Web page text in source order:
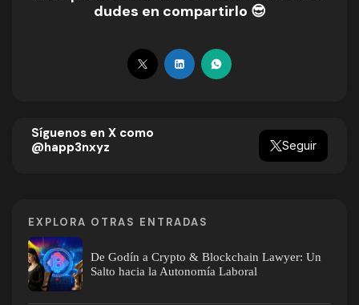
dudes en compartirlo 😎
Síguenos en X como
@happ3nxyz
Seguir
EXPLORA OTRAS ENTRADAS
De Godín a Crypto & Blockchain Lawyer: Un
Salto hacia la Autonomía Laboral